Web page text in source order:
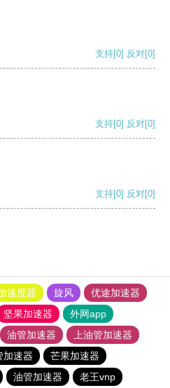
支持[0] 反对[0]
支持[0] 反对[0]
支持[0] 反对[0]
速度器 旋风
优途加速器
坚果加速器
外网app
油管加速器
上油管加速器
加速器
芒果加速器
油管加速器 老王vnp